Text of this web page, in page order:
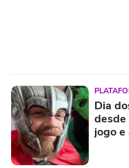
Dia
desde
jogo